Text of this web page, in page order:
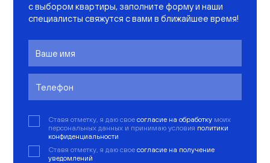
с выбором квартиры, заполните форму и наши
специалисты свяжутся с вами в ближайшее время!
Ставя отметку, я даю свое согласие на обработку моих
персональных данных и принимаю условия политики
конфиденциальности
Ставя отметку, я даю свое согласие на получение
уведомлений